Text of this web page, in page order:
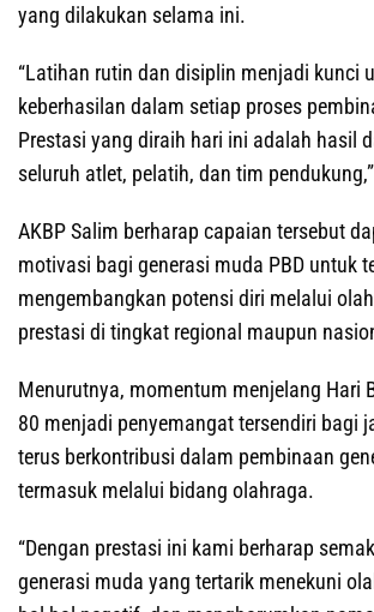
yang dilakukan selama ini.
“Latihan rutin dan disiplin menjadi kunci
keberhasilan dalam setiap proses
Prestasi yang diraih hari ini adalah hasil
seluruh atlet, pelatih, dan tim
AKBP Salim berharap capaian tersebut
motivasi bagi generasi muda PBD untuk
mengembangkan potensi diri melalui
prestasi di tingkat regional maupun
Menurutnya, momentum menjelang Hari
80 menjadi penyemangat tersendiri bagi
terus berkontribusi dalam pembinaan
termasuk melalui bidang olahraga.
“Dengan prestasi ini kami berharap
generasi muda yang tertarik menekuni